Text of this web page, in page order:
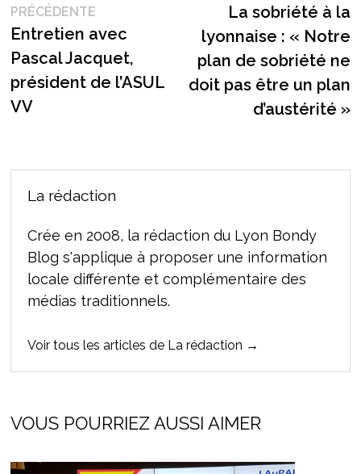
de
l’article
PRÉCÉDENTEPublication
précédente :
Entretien avec
Pascal Jacquet,
président de l’ASUL
VV
La sobriété à la
lyonnaise : « Notre
plan de sobriété ne
doit pas être un plan
d’austérité »
La rédaction
Crée en 2008, la rédaction du Lyon Bondy
Blog s'applique à proposer une information
locale différente et complémentaire des
médias traditionnels.
Voir tous les articles de La rédaction →
VOUS POURRIEZ AUSSI AIMER